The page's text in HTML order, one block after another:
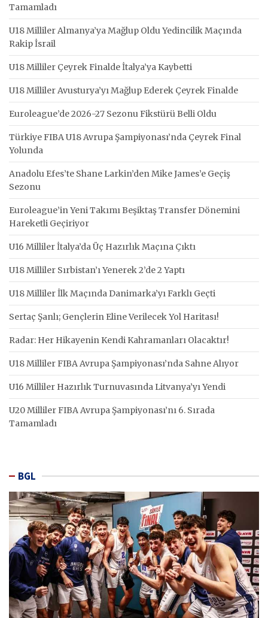
Tamamladı
U18 Milliler Almanya’ya Mağlup Oldu Yedincilik Maçında
Rakip İsrail
U18 Milliler Çeyrek Finalde İtalya’ya Kaybetti
U18 Milliler Avusturya’yı Mağlup Ederek Çeyrek Finalde
Euroleague’de 2026-27 Sezonu Fikstürü Belli Oldu
Türkiye FIBA U18 Avrupa Şampiyonası’nda Çeyrek Final
Yolunda
Anadolu Efes’te Shane Larkin’den Mike James’e Geçiş
Sezonu
Euroleague’in Yeni Takımı Beşiktaş Transfer Dönemini
Hareketli Geçiriyor
U16 Milliler İtalya’da Üç Hazırlık Maçına Çıktı
U18 Milliler Sırbistan’ı Yenerek 2’de 2 Yaptı
U18 Milliler İlk Maçında Danimarka’yı Farklı Geçti
Sertaç Şanlı; Gençlerin Eline Verilecek Yol Haritası!
Radar: Her Hikayenin Kendi Kahramanları Olacaktır!
U18 Milliler FIBA Avrupa Şampiyonası’nda Sahne Alıyor
U16 Milliler Hazırlık Turnuvasında Litvanya’yı Yendi
U20 Milliler FIBA Avrupa Şampiyonası’nı 6. Sırada
Tamamladı
BGL